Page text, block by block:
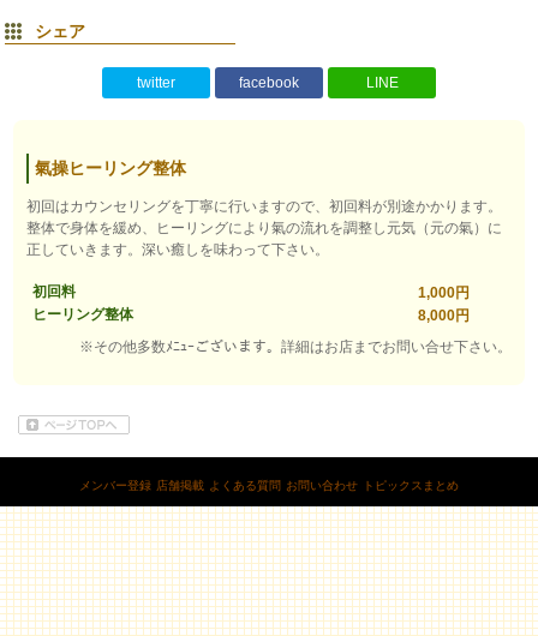
シェア
twitter facebook LINE
氣操ヒーリング整体
初回はカウンセリングを丁寧に行いますので、初回料が別途かかります。
整体で身体を緩め、ヒーリングにより氣の流れを調整し元気（元の氣）に
正していきます。深い癒しを味わって下さい。
初回料
1,000円
ヒーリング整体
8,000円
※その他多数ﾒﾆｭｰございます。詳細はお店までお問い合せ下さい。
メンバー登録 店舗掲載 よくある質問 お問い合わせ トピックスまとめ